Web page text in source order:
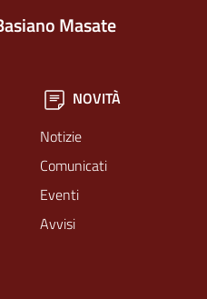
Masate
NOVITÀ
Notizie
Comunicati
Eventi
Avvisi